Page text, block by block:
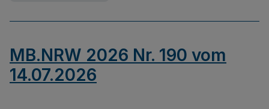
MB.NRW 2026 Nr. 190 vom
14.07.2026